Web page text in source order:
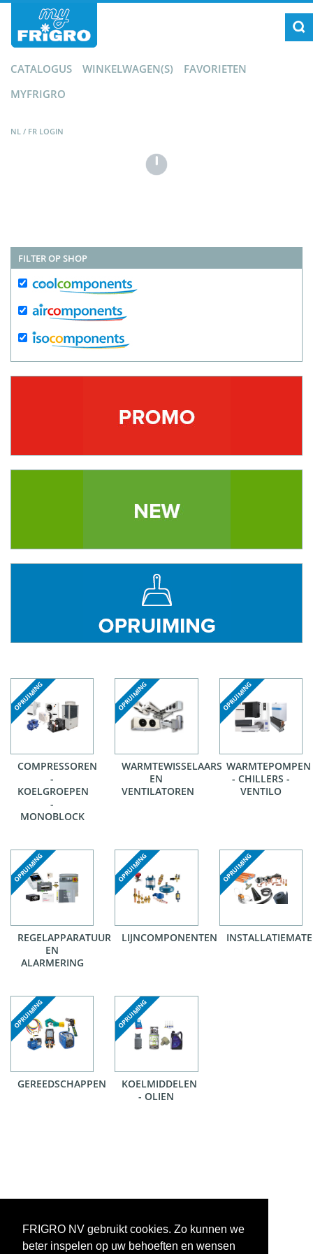
FRIGRO NV gebruikt cookies. Zo kunnen we
beter inspelen op uw behoeften en wensen
CATALOGUS WINKELWAGEN(S)
FAVORIETEN
MYFRIGRO
NL / FR LOGIN
FILTER OP SHOP
COMPRESSOREN
-
KOELGROEPEN
-
MONOBLOCK
WARMTEWISSELAARS
EN
VENTILATOREN
WARMTEPOMPEN
- CHILLERS -
VENTILO
REGELAPPARATUUR
EN
ALARMERING
LIJNCOMPONENTEN
GEREEDSCHAPPEN
KOELMIDDELEN
- OLIEN